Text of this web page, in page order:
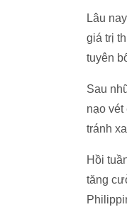
Lâu
giá trị
tuyên
Sau
nạo
tránh
Hồi
tăng